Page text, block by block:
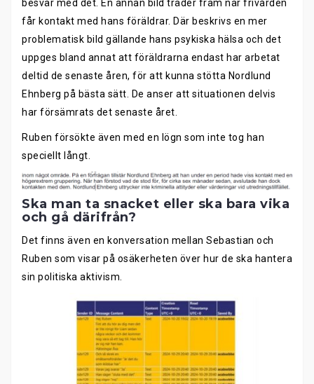
besvär med det. En annan bild träder fram när frivården
får kontakt med hans föräldrar. Där beskrivs en mer
problematisk bild gällande hans psykiska hälsa och det
uppges bland annat att föräldrarna endast har arbetat
deltid de senaste åren, för att kunna stötta Nordlund
Ehnberg på bästa sätt. De anser att situationen delvis
har försämrats det senaste året.
Ruben försökte även med en lögn som inte tog han
speciellt långt.
Ska man ta snacket eller ska bara vika
och gå därifrån?
Det finns även en konversation mellan Sebastian och
Ruben som visar på osäkerheten över hur de ska hantera
sin politiska aktivism.